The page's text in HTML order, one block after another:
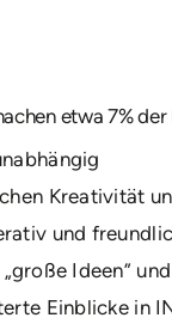
etwa 7% der
Kreativität
und
„große Ideen”
Einblicke in